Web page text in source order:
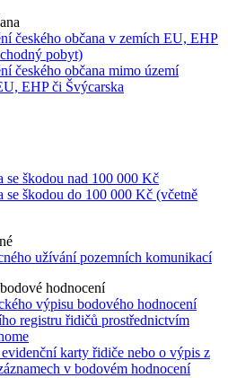
českého občana v zemích EU, EHP
pobyt)
českého občana mimo území
EHP či Švýcarska
se škodou nad 100 000 Kč
se škodou do 100 000 Kč (včetně
užívání pozemních komunikací
hodnocení
výpisu bodového hodnocení
registru řidičů prostřednictvím
karty řidiče nebo o výpis z
v bodovém hodnocení